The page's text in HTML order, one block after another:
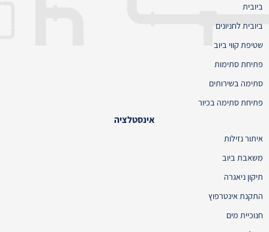
ביובית
ביובית לחניונים
שטיפת קווי ביוב
פתיחת סתימות
סתימה בשירותים
פתיחת סתימה בכיור
אינסטלציה
איתור נזילות
משאבת ביוב
תיקון ניאגרה
התקנת אינטרפוץ
חנוכיית מים